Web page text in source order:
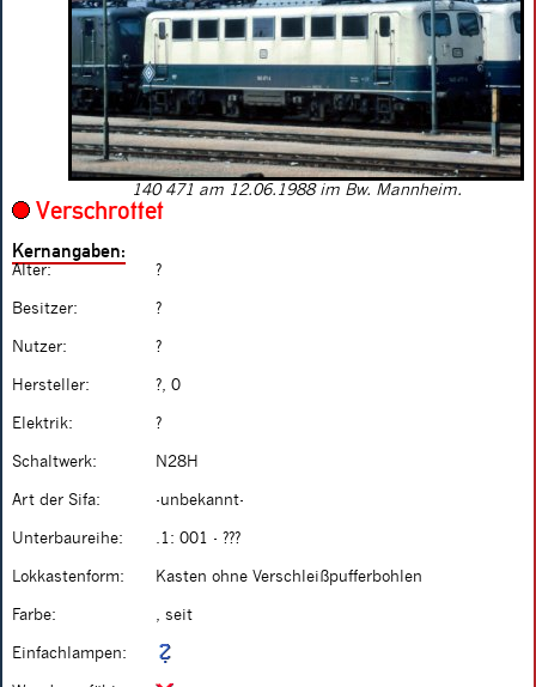
140 471 am 12.06.1988 im Bw. Mannheim.
Verschrottet
Kernangaben:
Alter: ?
Besitzer: ?
Nutzer: ?
Hersteller: ?, 0
Elektrik: ?
Schaltwerk: N28H
Art der Sifa: -unbekannt-
Unterbaureihe: .1: 001 - ???
Lokkastenform: Kasten ohne Verschleißpufferbohlen
Farbe: , seit
Einfachlampen: